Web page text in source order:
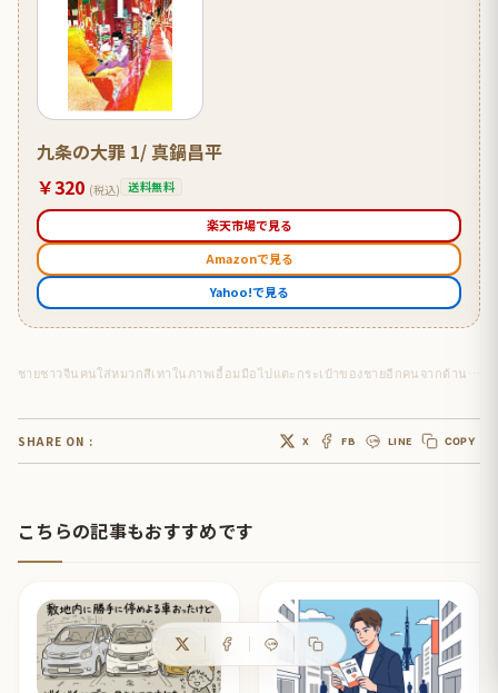
九条の大罪 1/ 真鍋昌平
￥320 (税込) 送料無料
楽天市場で見る
Amazonで見る
Yahoo!で見る
ชายชาวจีนคนใส่หมวกสีเทาในภาพเอื้อมมือไปแตะกระเป๋าของชายอีกคนจากด้านหลัง
SHARE ON : X FB LINE COPY
こちらの記事もおすすめです